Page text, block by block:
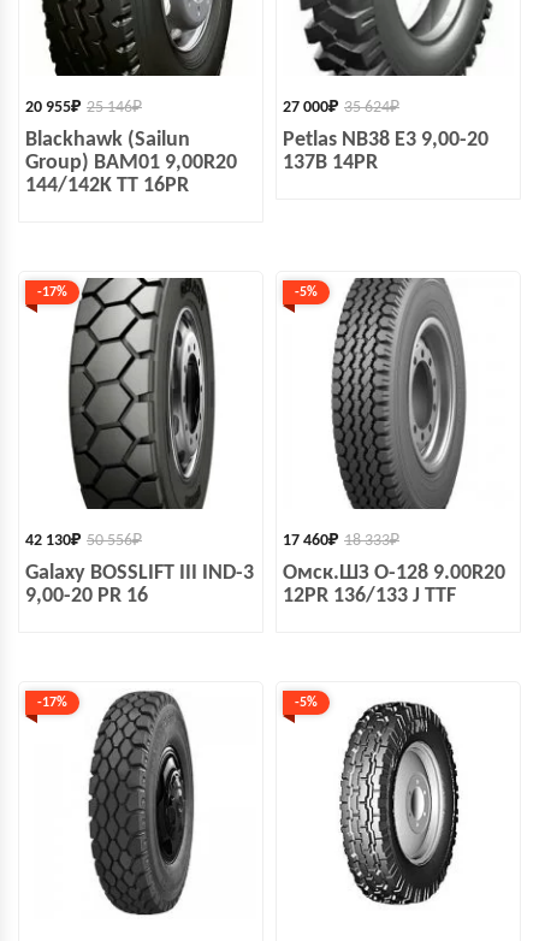
25 146₽
20 955₽
Blackhawk (Sailun
Group) BAM01 9,00R20
144/142K TT 16PR
35 624₽
27 000₽
Petlas NB38 E3 9,00-20
137B 14PR
-17%
50 556₽
42 130₽
Galaxy BOSSLIFT III IND-3
9,00-20 PR 16
-5%
18 333₽
17 460₽
Омск.ШЗ О-128 9.00R20
12PR 136/133 J TTF
-17% -5%